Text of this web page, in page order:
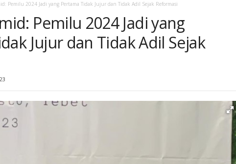
Pemilu 2024 Jadi yang Pertama Tidak Jujur dan Tidak Adil Sejak Reformasi
Pemilu 2024 Jadi yang
Jujur dan Tidak Adil Sejak